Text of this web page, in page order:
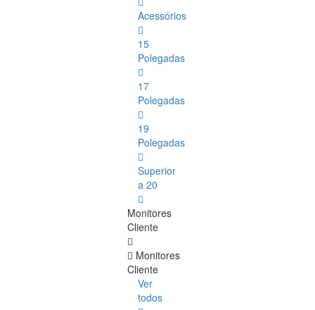
Acessórios
15
Polegadas
17
Polegadas
19
Polegadas
Superior
a 20
Monitores
Cliente
Monitores
Cliente
Ver
todos